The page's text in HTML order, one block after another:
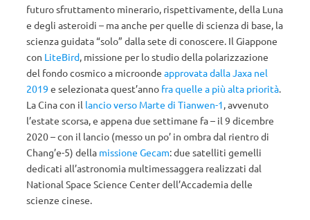
futuro sfruttamento minerario, rispettivamente, della Luna
e degli asteroidi – ma anche per quelle di scienza di base, la
scienza guidata “solo” dalla sete di conoscere. Il Giappone
con LiteBird, missione per lo studio della polarizzazione
del fondo cosmico a microonde approvata dalla Jaxa nel
2019 e selezionata quest’anno fra quelle a più alta priorità.
La Cina con il lancio verso Marte di Tianwen-1, avvenuto
l’estate scorsa, e appena due settimane fa – il 9 dicembre
2020 – con il lancio (messo un po’ in ombra dal rientro di
Chang’e-5) della missione Gecam: due satelliti gemelli
dedicati all’astronomia multimessaggera realizzati dal
National Space Science Center dell’Accademia delle
scienze cinese.